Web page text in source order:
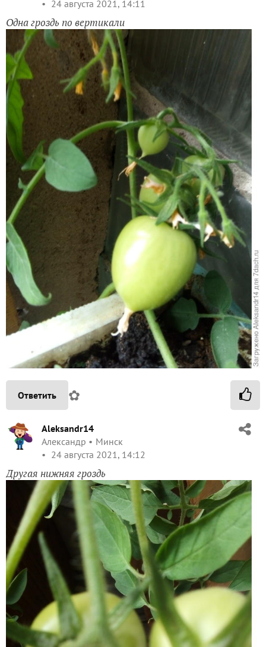
24 августа 2021, 14:11
Одна гроздь по вертикали
Ответить ✿
Aleksandr14
Александр
Минск
24 августа 2021, 14:12
Другая нижняя гроздь